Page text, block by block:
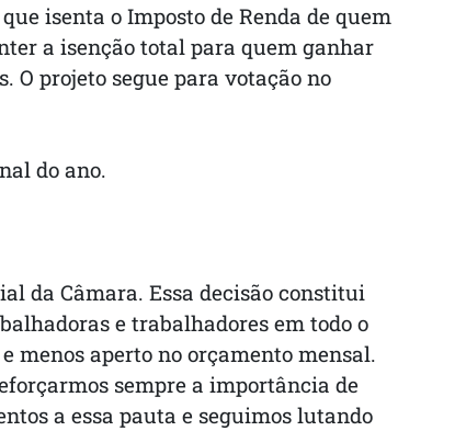
isenta o Imposto de Renda de quem
a isenção total para quem ganhar
O projeto segue para votação no
do ano.
da Câmara. Essa decisão constitui
e trabalhadores em todo o
menos aperto no orçamento mensal.
sempre a importância de
a essa pauta e seguimos lutando